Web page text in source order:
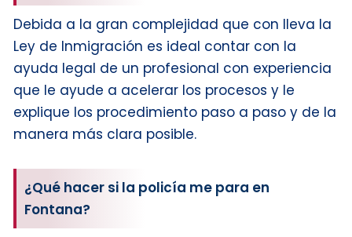
Debida a la gran complejidad que con lleva la
Ley de Inmigración es ideal contar con la
ayuda legal de un profesional con experiencia
que le ayude a acelerar los procesos y le
explique los procedimiento paso a paso y de la
manera más clara posible.
¿Qué hacer si la policía me para en
Fontana?